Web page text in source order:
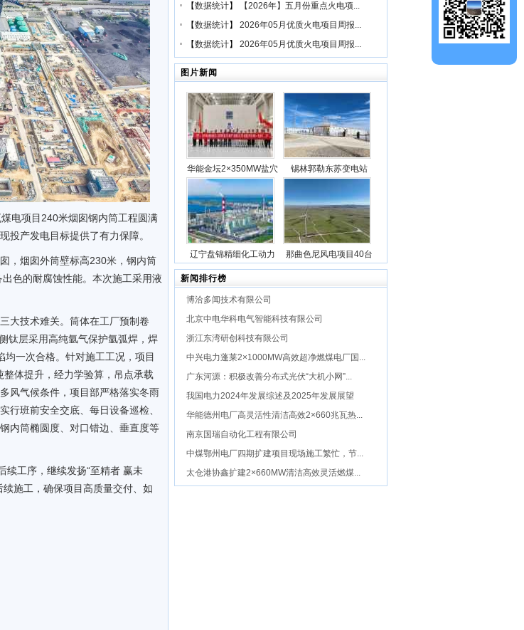
电项目240米烟囱钢内筒工程圆满
投产发电目标提供了有力保障。
，烟囱外筒壁标高230米，钢内筒
色的耐腐蚀性能。本次施工采用液
大技术难关。筒体在工厂预制卷
钛层采用高纯氩气保护氩弧焊，焊
一次合格。针对施工工况，项目
体提升，经力学验算，吊点承载
风气候条件，项目部严格落实冬雨
行班前安全交底、每日设备巡检、
内筒椭圆度、对口错边、垂直度等
续工序，继续发扬“至精者 赢未
施工，确保项目高质量交付、如
【数据统计】
【2026年】五月份重点火电项...
【数据统计】 2026年05月优质火电项目周报...
【数据统计】 2026年05月优质火电项目周报...
图片新闻
华能金坛2×350MW盐穴
压缩空气储能发电项目2
号机组透平机冲转一次
成功
锡林郭勒东苏变电站
动100万千瓦/400万千瓦
时电源侧储能电站成功
并网
辽宁盘锦精细化工动力
站项目5台锅炉全部点火
成功
那曲色尼风电项目40台
新闻排行榜
博洽多闻技术有限公司
北京中电华科电气智能科技有限公司
浙江东湾研创科技有限公司
中兴电力蓬莱2×1000MW高效超净燃煤电厂国...
广东河源：积极改善分布式光伏“大机小网”...
我国电力2024年发展综述及2025年发展展望
华能德州电厂高灵活性清洁高效2×660兆瓦热...
南京国瑞自动化工程有限公司
中煤鄂州电厂四期扩建项目现场施工繁忙，节...
太仓港协鑫扩建2×660MW清洁高效灵活燃煤...